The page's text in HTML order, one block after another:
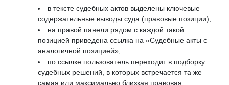
в тексте судебных актов выделены ключевые
содержательные выводы суда (правовые позиции);
на правой панели рядом с каждой такой
позицией приведена ссылка на «Судебные акты с
аналогичной позицией»;
по ссылке пользователь переходит в подборку
судебных решений, в которых встречается та же
самая или максимально близкая правовая